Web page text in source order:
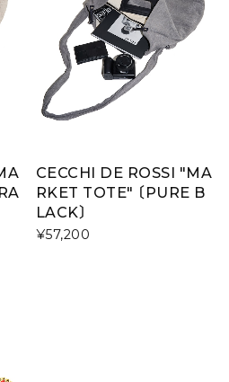
CECCHI DE ROSSI "MA
RKET TOTE" 〔PURE B
LACK〕
¥57,200